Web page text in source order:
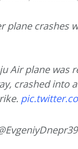
plane crashes
Air plane
crashed into